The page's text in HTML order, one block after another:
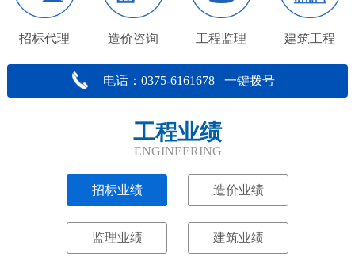
招标代理 造价咨询 工程监理 建筑工程
电话：0375-6161678 一键拨号
工程业绩
ENGINEERING
招标业绩 造价业绩
监理业绩 建筑业绩